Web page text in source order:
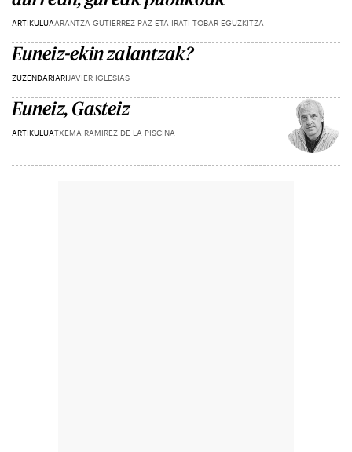
ARTIKULUAARANTZA GUTIERREZ PAZ ETA IRATI TOBAR EGUZKITZA
Euneiz-ekin zalantzak?
ZUZENDARIARI JAVIER IGLESIAS
Euneiz, Gasteiz
ARTIKULUATXEMA RAMIREZ DE LA PISCINA